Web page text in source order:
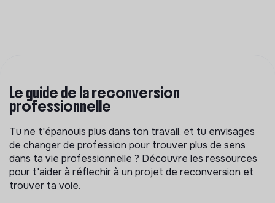
Le guide de la reconversion
professionnelle
Tu ne t'épanouis plus dans ton travail, et tu envisages
de changer de profession pour trouver plus de sens
dans ta vie professionnelle ? Découvre les ressources
pour t'aider à réflechir à un projet de reconversion et
trouver ta voie.